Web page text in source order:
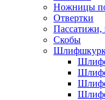
Ножницы
Отвертки
Пассатижи,
Скобы